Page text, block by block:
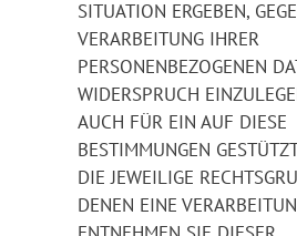
SITUATION ERGEBEN,
VERARBEITUNG IHRER
PERSONENBEZOGENEN
WIDERSPRUCH
AUCH FÜR EIN AUF DIESE
BESTIMMUNGEN
DIE JEWEILIGE
DENEN EINE